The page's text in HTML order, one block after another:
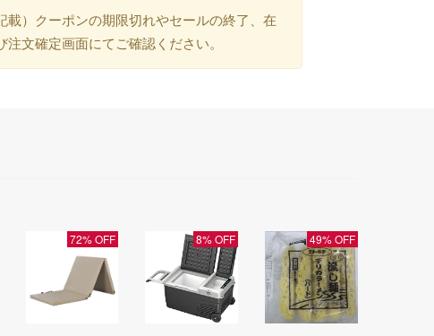
）クーポンの期限切れやセールの終了、在
文確定画面にてご確認ください。
72% OFF 8% OFF 49% OFF